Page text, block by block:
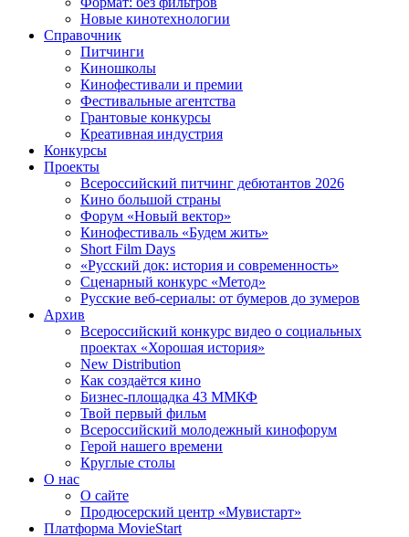
Новые кинотехнологии
Справочник
Питчинги
Киношколы
Кинофестивали и премии
Фестивальные агентства
Грантовые конкурсы
Креативная индустрия
Конкурсы
Проекты
Всероссийский питчинг дебютантов 2026
Кино большой страны
Форум «Новый вектор»
Кинофестиваль «Будем жить»
Short Film Days
«Русский док: история и современность»
Сценарный конкурс «Метод»
Русские веб-сериалы: от бумеров до зумеров
Архив
Всероссийский конкурс видео о социальных
проектах «Хорошая история»
New Distribution
Как создаётся кино
Бизнес-площадка 43 ММКФ
Твой первый фильм
Всероссийский молодежный кинофорум
Герой нашего времени
Круглые столы
О нас
О сайте
Продюсерский центр «Мувистарт»
Платформа MovieStart